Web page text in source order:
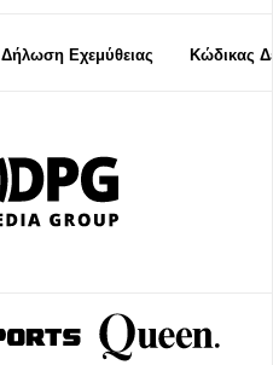
Δήλωση Εχεμύθειας Κώδικας